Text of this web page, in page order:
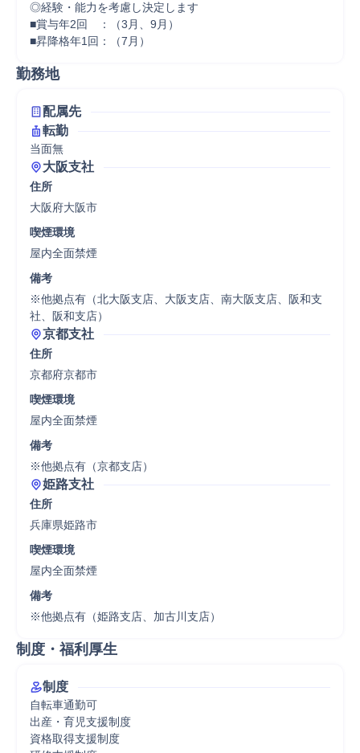
◎経験・能力を考慮し決定します
■賞与年2回　：（3月、9月）
■昇降格年1回：（7月）
勤務地
配属先
転勤
当面無
大阪支社
住所
大阪府大阪市
喫煙環境
屋内全面禁煙
備考
※他拠点有（北大阪支店、大阪支店、南大阪支店、阪和支
社、阪和支店）
京都支社
住所
京都府京都市
喫煙環境
屋内全面禁煙
備考
※他拠点有（京都支店）
姫路支社
住所
兵庫県姫路市
喫煙環境
屋内全面禁煙
備考
※他拠点有（姫路支店、加古川支店）
制度・福利厚生
制度
自転車通勤可
出産・育児支援制度
資格取得支援制度